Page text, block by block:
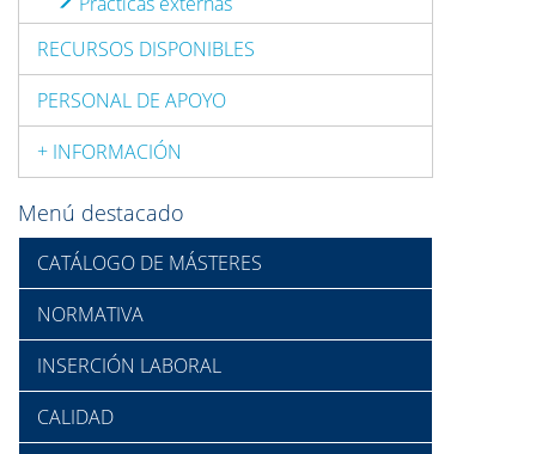
RECURSOS DISPONIBLES
PERSONAL DE APOYO
+ INFORMACIÓN
Menú destacado
CATÁLOGO DE MÁSTERES
NORMATIVA
INSERCIÓN LABORAL
CALIDAD